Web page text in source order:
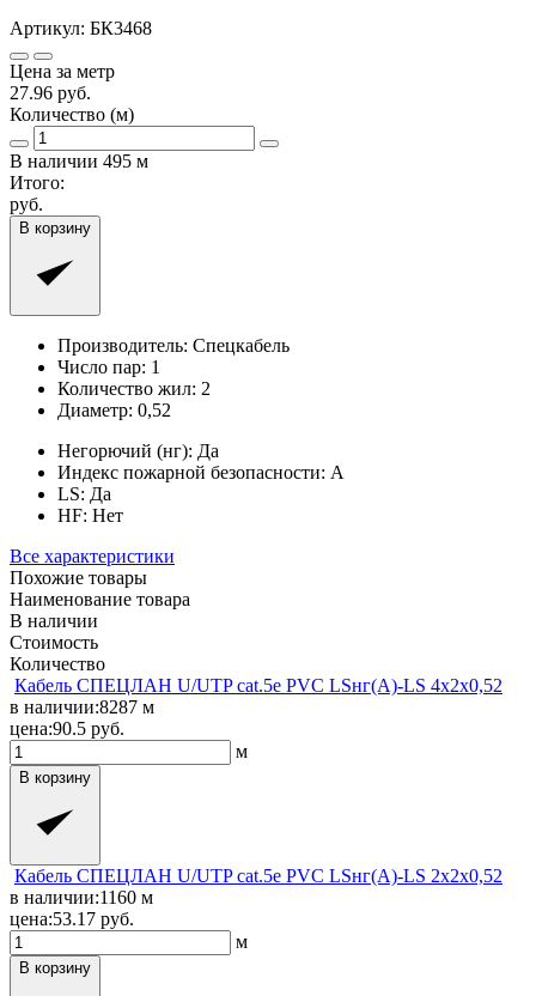
Артикул: БК3468
Цена за метр
27.96 руб.
Количество (м)
В наличии 495 м
Итого:
руб.
В корзину
Производитель: Спецкабель
Число пар: 1
Количество жил: 2
Диаметр: 0,52
Негорючий (нг): Да
Индекс пожарной безопасности: A
LS: Да
HF: Нет
Все характеристики
Похожие товары
Наименование товара
В наличии
Стоимость
Количество
Кабель СПЕЦЛАН U/UTP cat.5e PVC LSнг(A)-LS 4x2x0,52
в наличии:8287 м
цена:90.5 руб.
м
В корзину
Кабель СПЕЦЛАН U/UTP cat.5e PVC LSнг(A)-LS 2x2x0,52
в наличии:1160 м
цена:53.17 руб.
м
В корзину